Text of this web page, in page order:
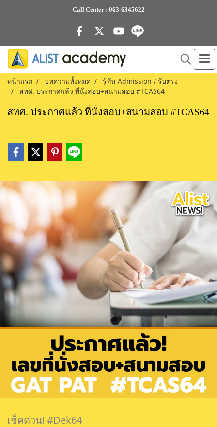
Call Center : 063-6345622
หน้าแรก บทความทั้งหมด
รู้ทัน Admission / รับตรง
สทศ. ประกาศแล้ว ที่นั่งสอบ+สนามสอบ #TCAS64
สทศ. ประกาศแล้ว ที่นั่งสอบ+สนามสอบ #TCAS64
เช็คด่วน! #Dek64